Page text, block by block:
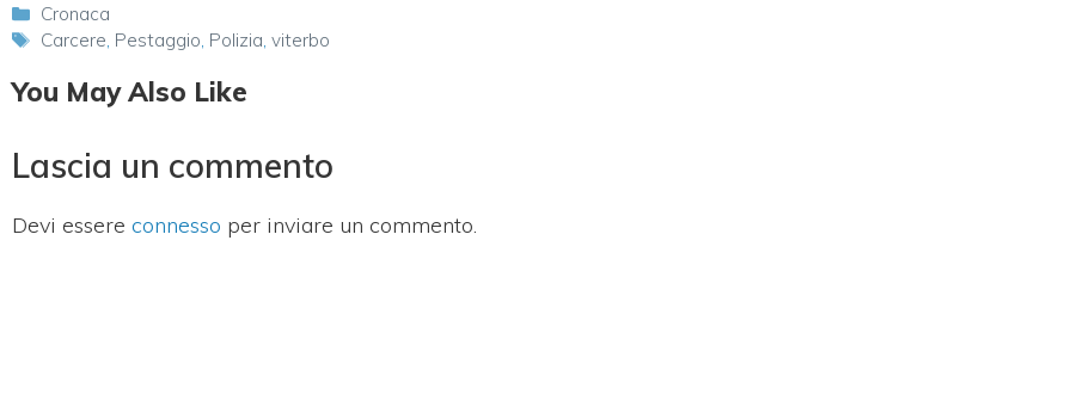
Categorie
Cronaca
Tag
Carcere, Pestaggio, Polizia,viterbo
You May Also Like
Lascia un commento
Devi essere connesso per inviare un commento.